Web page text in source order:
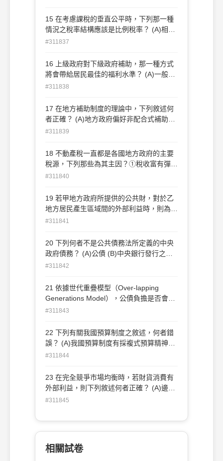
於零、供給彈性等於一 (D)需求彈性等於無
限大、供給彈性等於零
15 在考慮課稅的垂直公平時，下列那一種
情況之稅率結構應該是比例稅率？ (A)相等
絕對犧牲原則，所得的邊際效用固定 (B)相
相等邊際犧牲原則，所得的邊際效用固定
(D)相等邊際犧牲原則，所得的邊際效用下
#311837
16 上級政府對下級政府補助，那一種方式
將會帶給居民最佳的福利水準？ (A)一般補
助 (B)特定補助(C)限額配合補助 (D)無限額
#311838
17 在地方補助制度的理論中，下列敘述何
者正確？ (A)地方政府偏好非配合式補助
(B)上級政府偏好非配合式補助 (C)上級政
加幅度大於採不附條件式補助的效果 (D)非
配合式補助會影響地方公共財的相對價格
#311839
18 不動產稅一直都是各國地方政府的主要
稅源，下列那些為其主因？①稅收富有彈性
②符合利益原則 ③符合量能原則 ④保持稅
(B)①④⑤(C)②③⑤(D)②④⑤
#311840
19 若甲地方政府所提供的公共財，對於乙
地方居民產生區域間的外部利益時，則為增
進效率，中央政府得： (A)依乙地方民眾享
給甲地方 (B)依乙地方民眾享有該公共財的
邊際利益之大小，提供補助金給乙地方 (C)
金給乙地方
#311841
20 下列何者不是公共債務法所定義的中央
政府債務？ (A)公債 (B)中央銀行發行之國
庫券 (C)國外借款 (D)國外保證債務
#311842
21 依據世代重疊模型（Over-lapping
Generations Model），公債負擔是否會移
轉給下一代？ (A)不論內債與外債都不會
債不會(D)內債不會，外債不一定
#311843
22 下列有關我國預算制度之敘述，何者錯
誤？ (A)我國預算制度有採複式預算精神
(B)我國預算制度為行政部門編製，立法部
種(D)資本門收支如有剩餘，得移充經常支
出之財源
#311844
23 在完全競爭市場均衡時，若財貨消費有
外部利益，則下列敘述何者正確？ (A)邊際
社會成本大於邊際私人成本 (B)邊際私人利
邊際私人利益(D)消費數量是最有效率的數
量
#311845
相關試卷